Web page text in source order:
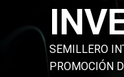
SEMILLERO
PROMOCIÓN